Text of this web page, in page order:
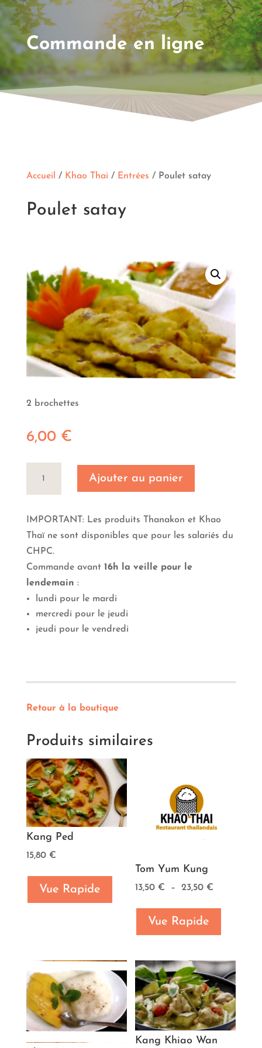
Commande en ligne
Accueil / Khao Thai / Entrées / Poulet satay
Poulet satay
2 brochettes
6,00 €
satay
Ajouter au panier
IMPORTANT: Les produits Thanakon et Khao
Thaï ne sont disponibles que pour les salariés du
CHPC.
Commande avant 16h la veille pour le
lendemain :
lundi pour le mardi
mercredi pour le jeudi
jeudi pour le vendredi
Retour à la boutique
Produits similaires
Kang Ped
15,80 €
Vue Rapide
Tom Yum Kung
13,50 € – 23,50 €
13,50 €
23,50 €
Vue Rapide
Kang Khiao Wan